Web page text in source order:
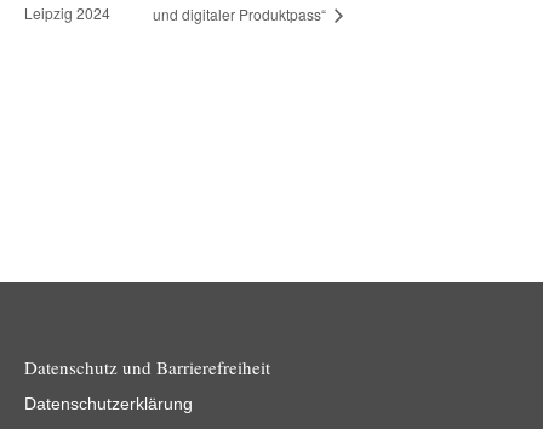
Leipzig 2024
und digitaler Produktpass“
Datenschutz und Barrierefreiheit
Datenschutzerklärung